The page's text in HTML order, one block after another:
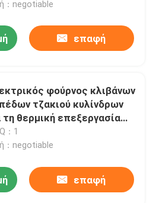
：negotiable
επαφή
φούρνος κλιβάνων
τζακιού κυλίνδρων
τη θερμική επεξεργασία
μπαταριών λίθιου και
καθόδων
：1
：negotiable
επαφή